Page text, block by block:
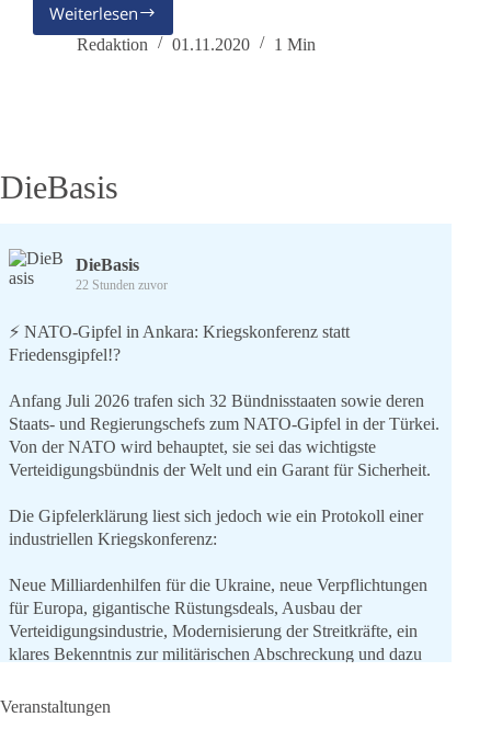
WeiterlesenPressemitteilung
1.11.2020
Redaktion 01.11.2020 1 Min
DieBasis
DieBasis
22 Stunden zuvor
⚡️ NATO-Gipfel in Ankara: Kriegskonferenz statt
Friedensgipfel!?
Anfang Juli 2026 trafen sich 32 Bündnisstaaten sowie deren
Staats- und Regierungschefs zum NATO-Gipfel in der Türkei.
Von der NATO wird behauptet, sie sei das wichtigste
Verteidigungsbündnis der Welt und ein Garant für Sicherheit.
Die Gipfelerklärung liest sich jedoch wie ein Protokoll einer
industriellen Kriegskonferenz:
Neue Milliardenhilfen für die Ukraine, neue Verpflichtungen
für Europa, gigantische Rüstungsdeals, Ausbau der
Verteidigungsindustrie, Modernisierung der Streitkräfte, ein
klares Bekenntnis zur militärischen Abschreckung und dazu
Veranstaltungen